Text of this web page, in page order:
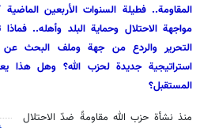
المقاومة.. فطيلة السنوات الأربعين
مواجهة الاحتلال وحماية البلد وأهله..
التحرير والردع من جهة وملف البحث عن
استراتيجية جديدة لحزب الله؟ وهل هذا
المستقبل؟
منذ نشأة حزب الله مقاومةً ضدّ الاحتلال